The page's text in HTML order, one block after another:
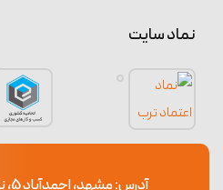
نماد سایت
آدرس: مشهد، احمدآباد 5، نبش پاستور 1، پلاک 7